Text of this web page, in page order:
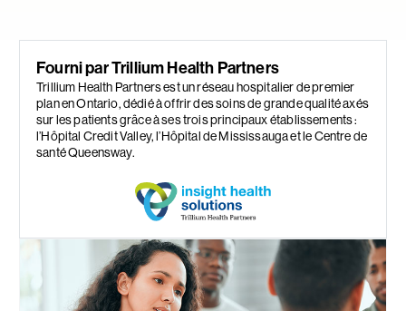
Fourni par Trillium Health Partners
Trillium Health Partners est un réseau hospitalier de premier
plan en Ontario, dédié à offrir des soins de grande qualité axés
sur les patients grâce à ses trois principaux établissements :
l’Hôpital Credit Valley, l’Hôpital de Mississauga et le Centre de
santé Queensway.